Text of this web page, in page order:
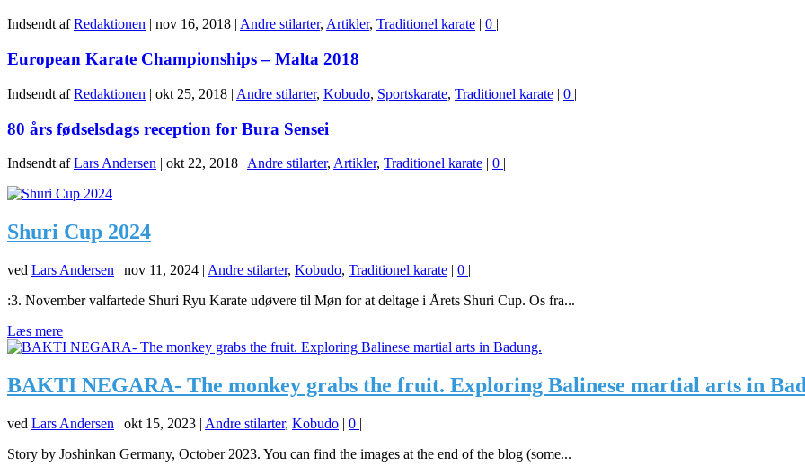
Indsendt afRedaktionen | nov 16, 2018 | Andre stilarter, Artikler, Traditionel karate | 0 |
European Karate Championships – Malta 2018
Indsendt afRedaktionen | okt 25, 2018 | Andre stilarter, Kobudo, Sportskarate, Traditionel karate | 0 |
80 års fødselsdags reception for Bura Sensei
Indsendt afLars Andersen | okt 22, 2018 | Andre stilarter, Artikler, Traditionel karate | 0 |
Shuri Cup 2024
ved Lars Andersen | nov 11, 2024 | Andre stilarter, Kobudo, Traditionel karate | 0 |
:3. November valfartede Shuri Ryu Karate udøvere til Møn for at deltage i Årets Shuri Cup. Os fra...
Læs mere
BAKTI NEGARA- The monkey grabs the fruit. Exploring Balinese martial arts in
ved Lars Andersen | okt 15, 2023 | Andre stilarter, Kobudo | 0 |
Story by Joshinkan Germany, October 2023. You can find the images at the end of the blog (some...